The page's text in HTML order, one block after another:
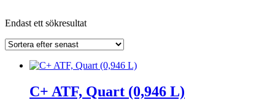
Endast ett sökresultat
C+ ATF, Quart (0,946 L)